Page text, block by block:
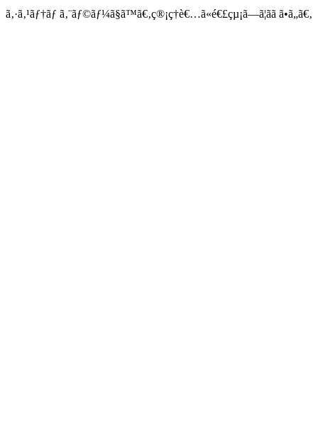
ã‚·ã‚¹ãƒ†ãƒ ã‚¨ãƒ©ãƒ¼ã§ã™ã€‚ç®¡ç†è€…ã«é€£çµ¡ã—ã¦ãã ã•ã„ã€‚